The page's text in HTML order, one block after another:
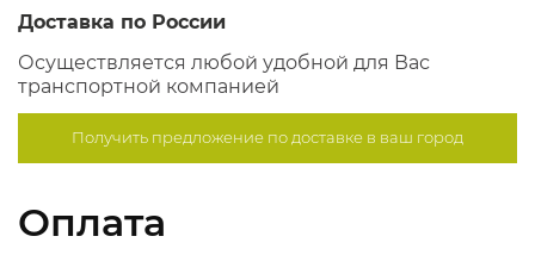
Доставка по России
Осуществляется любой удобной для Вас
транспортной компанией
Получить предложение подоставке в ваш город
Оплата